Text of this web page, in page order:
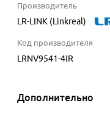
Производитель
LR-LINK (Linkreal)
Код производителя
LRNV9541-4IR
Дополнительно